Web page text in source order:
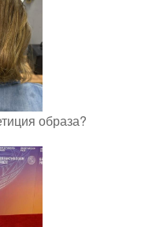
образа?